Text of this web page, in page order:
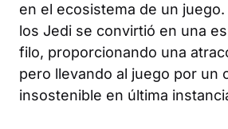
en el ecosistema de un
los Jedi se convirtió en una
filo, proporcionando una
pero llevando al juego por un
insostenible en última